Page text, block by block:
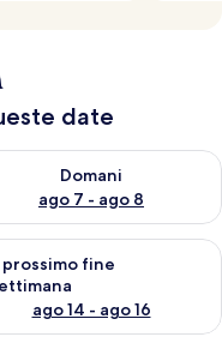
date
ago 6 - ago 7
Domani
ago 7 - ago 8
la disponibilità per
settimana, ago 7 - ago
prossimo fine
ago 14 - ago 16
la disponibilità per il